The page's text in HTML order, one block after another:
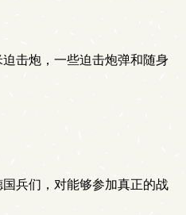
击炮，一些迫击炮弹和随身
兵们，对能够参加真正的战